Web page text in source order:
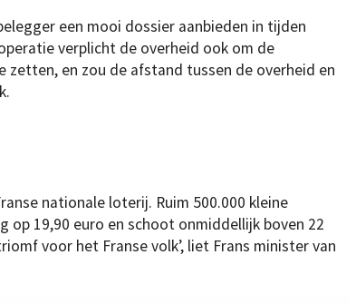
een mooi dossier aanbieden in tijden
verplicht de overheid ook om de
en zou de afstand tussen de overheid en
nationale loterij. Ruim 500.000 kleine
op 19,90 euro en schoot onmiddellijk boven 22
voor het Franse volk’, liet Frans minister van